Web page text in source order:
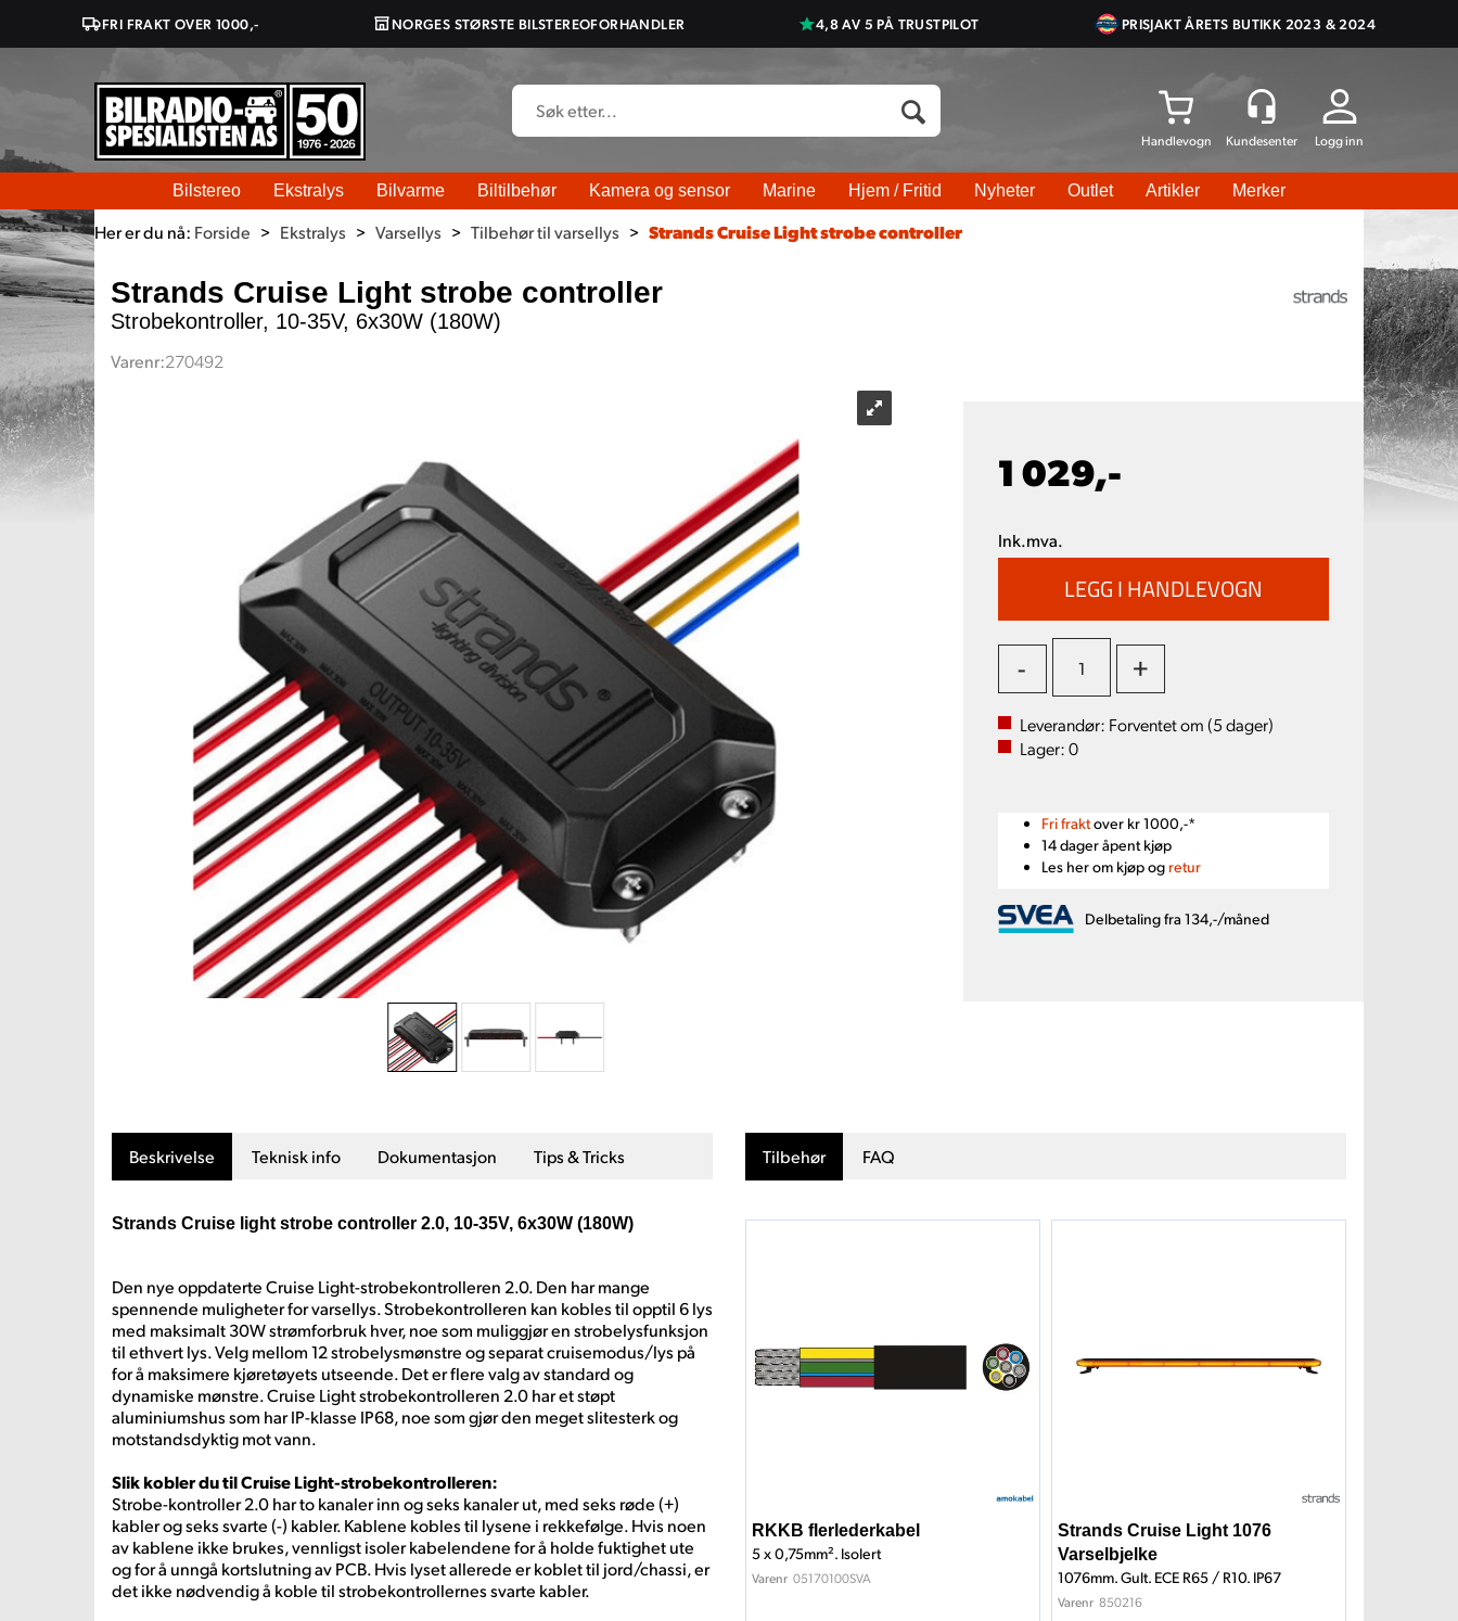
FRI FRAKT OVER 1000,- NORGES STØRSTE BILSTEREOFORHANDLER 4,8 AV 5 PÅ TRUSTPILOT PRISJAKT ÅRETS BUTIKK 2023 & 2024
Logg inn
Bilstereo Ekstralys Bilvarme Biltilbehør Kamera og sensor Marine Hjem / Fritid Nyheter Outlet Artikler Merker
Her er du nå: Forside > Ekstralys > Varsellys > Tilbehør til varsellys > Strands Cruise Light strobe controller
Strands Cruise Light strobe controller
Strobekontroller, 10-35V, 6x30W (180W)
Varenr:270492
1 029,-
Ink.mva.
- +
Leverandør: Forventet om (5dager)
Lager:0
Fri fraktover kr 1000,-*
14 dager åpent kjøp
Les her om kjøp og retur
Delbetaling fra 134,-/måned
Beskrivelse Teknisk info Dokumentasjon Tips & Tricks
Strands Cruise light strobe controller 2.0, 10-35V, 6x30W (180W)
Den nye oppdaterte Cruise Light-strobekontrolleren 2.0. Den har mange
spennende muligheter for varsellys. Strobekontrolleren kan kobles til opptil 6 lys
med maksimalt 30W strømforbruk hver, noe som muliggjør en strobelysfunksjon
til ethvert lys. Velg mellom 12 strobelysmønstre og separat cruisemodus/lys på
for å maksimere kjøretøyets utseende. Det er flere valg av standard og
dynamiske mønstre. Cruise Light strobekontrolleren 2.0 har et støpt
aluminiumshus som har IP-klasse IP68, noe som gjør den meget slitesterk og
motstandsdyktig mot vann.
Slik kobler du til Cruise Light-strobekontrolleren:
Strobe-kontroller 2.0 har to kanaler inn og seks kanaler ut, med seks røde (+)
kabler og seks svarte (-) kabler. Kablene kobles til lysene i rekkefølge. Hvis noen
av kablene ikke brukes, vennligst isoler kabelendene for å holde fuktighet ute
og for å unngå kortslutning av PCB. Hvis lyset allerede er koblet til jord/chassi, er
det ikke nødvendig å koble til strobekontrollernes svarte kabler.
Tilbehør FAQ
RKKB flerlederkabel
5 x 0,75mm². Isolert
Varenr 05170100SVA
Strands Cruise Light 1076
Varselbjelke
1076mm. Gult. ECE R65 / R10. IP67
Varenr 850216